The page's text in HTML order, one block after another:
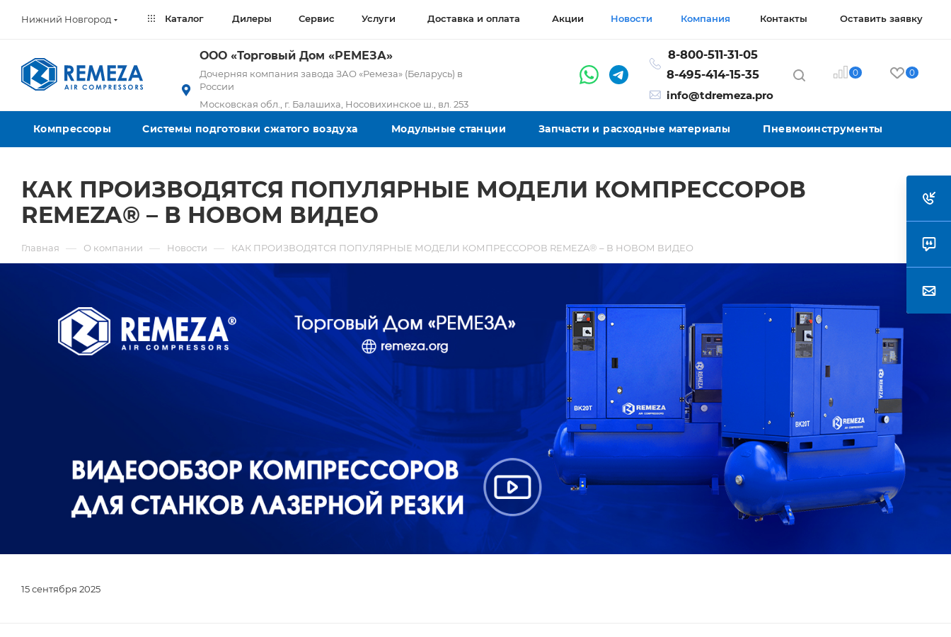
Нижний Новгород Каталог Дилеры Сервис Услуги Доставка и оплата Акции Новости Компания Контакты Оставить заявку
ООО «Торговый Дом «РЕМЕЗА»
Дочерняя компания завода ЗАО «Ремеза» (Беларусь) в
России
Московская обл., г. Балашиха, Носовихинское ш., вл. 253
8-800-511-31-05
8-495-414-15-35
info@tdremeza.pro
0 0
Компрессоры Системы подготовки сжатого воздуха Модульные станции Запчасти и расходные материалы Пневмоинструменты
КАК ПРОИЗВОДЯТСЯ ПОПУЛЯРНЫЕ МОДЕЛИ КОМПРЕССОРОВ
REMEZA® – В НОВОМ ВИДЕО
Главная — О компании — Новости — КАК ПРОИЗВОДЯТСЯ ПОПУЛЯРНЫЕ МОДЕЛИ КОМПРЕССОРОВ REMEZA® – В НОВОМ ВИДЕО
15 сентября 2025